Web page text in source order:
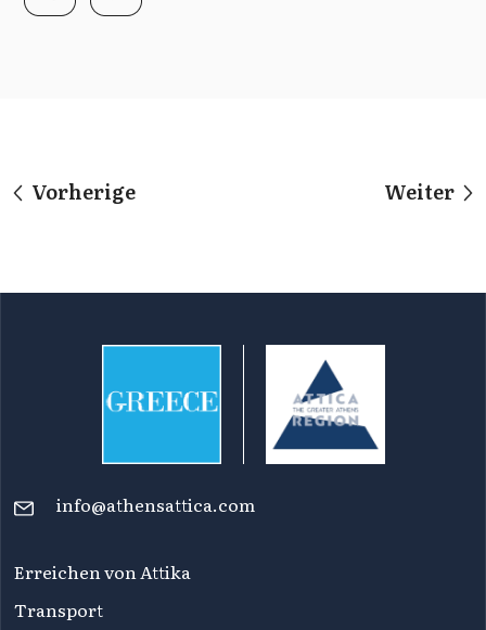
Vorherige Weiter
info@athensattica.com
Erreichen von Attika
Transport